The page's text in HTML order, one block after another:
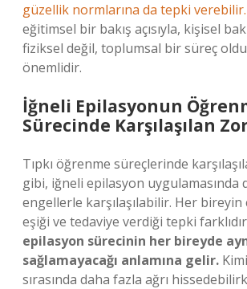
güzellik normlarına da tepki verebilir.
eğitimsel bir bakış açısıyla, kişisel
fiziksel değil, toplumsal bir süreç
önemlidir.
İğneli Epilasyonun
Sürecinde Karşılaşılan
Tıpkı öğrenme süreçlerinde
gibi, iğneli epilasyon uygulamasında
engellerle karşılaşılabilir. Her bireyin
eşiği ve tedaviye verdiği tepki
epilasyon sürecinin her bireyde
sağlamayacağı anlamına gelir.
sırasında daha fazla ağrı